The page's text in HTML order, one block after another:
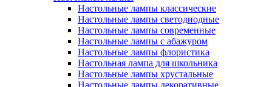
Настольные лампы классические
Настольные лампы светодиодные
Настольные лампы современные
Настольные лампы с абажуром
Настольные лампы флористика
Настольная лампа для школьника
Настольные лампы хрустальные
Настольные лампы декоративные